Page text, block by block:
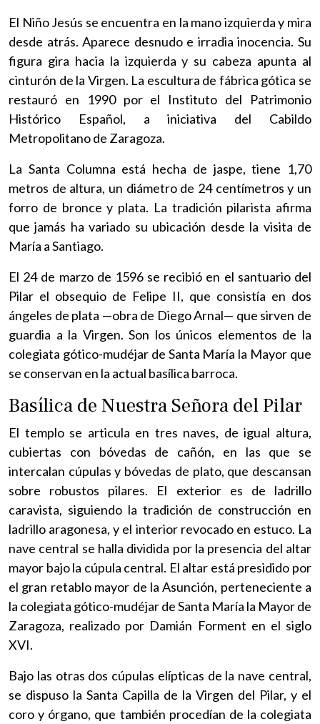
El Niño Jesús se encuentra en la mano izquierda y mira
desde atrás. Aparece desnudo e irradia inocencia. Su
figura gira hacia la izquierda y su cabeza apunta al
cinturón de la Virgen. La escultura de fábrica gótica se
restauró en 1990 por el Instituto del Patrimonio
Histórico Español, a iniciativa del Cabildo
Metropolitano de Zaragoza.
La Santa Columna está hecha de jaspe, tiene 1,70
metros de altura, un diámetro de 24 centímetros y un
forro de bronce y plata. La tradición pilarista afirma
que jamás ha variado su ubicación desde la visita de
María a Santiago.
El 24 de marzo de 1596 se recibió en el santuario del
Pilar el obsequio de Felipe II, que consistía en dos
ángeles de plata —obra de Diego Arnal— que sirven de
guardia a la Virgen. Son los únicos elementos de la
colegiata gótico-mudéjar de Santa María la Mayor que
se conservan en la actual basílica barroca.
Basílica de Nuestra Señora del Pilar
El templo se articula en tres naves, de igual altura,
cubiertas con bóvedas de cañón, en las que se
intercalan cúpulas y bóvedas de plato, que descansan
sobre robustos pilares. El exterior es de ladrillo
caravista, siguiendo la tradición de construcción en
ladrillo aragonesa, y el interior revocado en estuco. La
nave central se halla dividida por la presencia del altar
mayor bajo la cúpula central. El altar está presidido por
el gran retablo mayor de la Asunción, perteneciente a
la colegiata gótico-mudéjar de Santa María la Mayor de
Zaragoza, realizado por Damián Forment en el siglo
XVI.
Bajo las otras dos cúpulas elípticas de la nave central,
se dispuso la Santa Capilla de la Virgen del Pilar, y el
coro y órgano, que también procedían de la colegiata